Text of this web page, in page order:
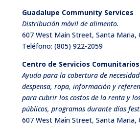
Guadalupe Community Services
Distribución móvil de alimento.
607 West Main Street, Santa Maria,
Teléfono: (805) 922-2059
Centro de Servicios
Ayuda para la cobertura de
despensa, ropa, información y
para cubrir los costos de la renta y
públicos, programas durante días
607 West Main Street, Santa Maria,